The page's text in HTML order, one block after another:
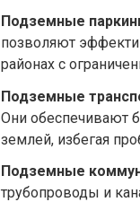
Подземные
позволяют
районах с
Подземные
Они обеспечивают
землей, избегая
Подземные
трубопроводы и